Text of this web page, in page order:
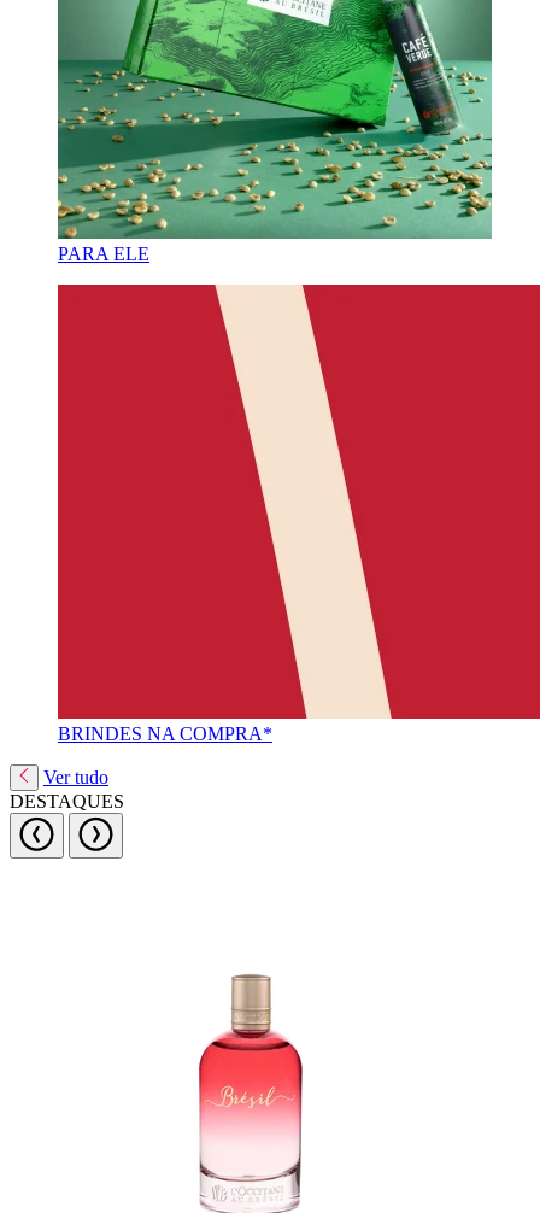
PARA ELE
BRINDES NA COMPRA*
Ver tudo
DESTAQUES